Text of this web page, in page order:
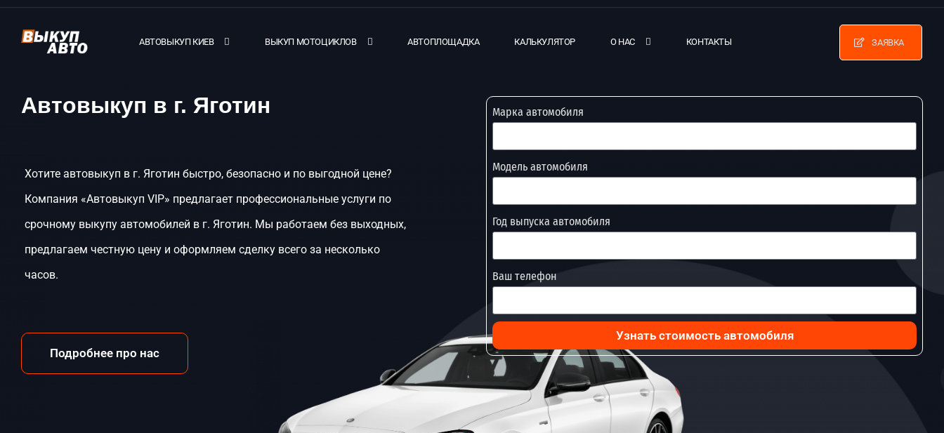
АВТОВЫКУП КИЕВ ВЫКУП МОТОЦИКЛОВ АВТОПЛОЩАДКА КАЛЬКУЛЯТОР О НАС КОНТАКТЫ ЗАЯВКА
Автовыкуп в г. Яготин
Хотите автовыкуп в г. Яготин быстро, безопасно и по выгодной цене?
Компания «Автовыкуп VIP» предлагает профессиональные услуги по
срочному выкупу автомобилей в г. Яготин. Мы работаем без выходных,
предлагаем честную цену и оформляем сделку всего за несколько
часов.
Подробнее про нас
Марка автомобиля
Модель автомобиля
Год выпуска автомобиля
Ваш телефон
Узнать стоимость автомобиля